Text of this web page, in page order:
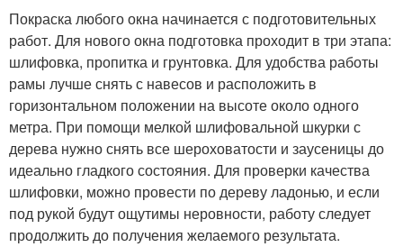
Покраска любого окна начинается с подготовительных
работ. Для нового окна подготовка проходит в три этапа:
шлифовка, пропитка и грунтовка. Для удобства работы
рамы лучше снять с навесов и расположить в
горизонтальном положении на высоте около одного
метра. При помощи мелкой шлифовальной шкурки с
дерева нужно снять все шероховатости и заусеницы до
идеально гладкого состояния. Для проверки качества
шлифовки, можно провести по дереву ладонью, и если
под рукой будут ощутимы неровности, работу следует
продолжить до получения желаемого результата.